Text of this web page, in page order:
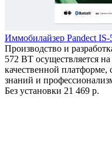
Иммобилайзер Pandect
Производство и
572 BT осуществляется
качественной платформе,
знаний и
Без установки 21 469 р.